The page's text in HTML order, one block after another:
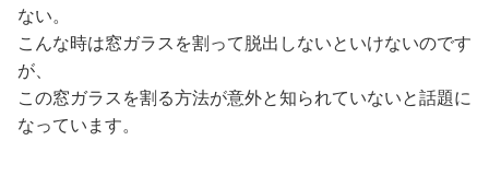
ない。
こんな時は窓ガラスを割って脱出しないといけないのです
が、
この窓ガラスを割る方法が意外と知られていないと話題に
なっています。